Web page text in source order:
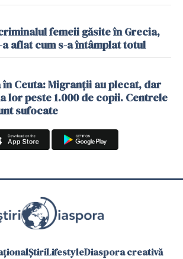
femeii găsite în Grecia,
aflat cum s-a întâmplat totul
Ceuta: Migranții au plecat, dar
lor peste 1.000 de copii. Centrele
sufocate
ȘtiriLifestyleDiaspora creativă